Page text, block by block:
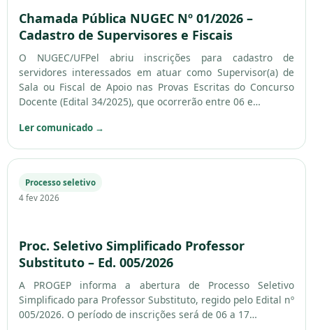
Chamada Pública NUGEC Nº 01/2026 –
Cadastro de Supervisores e Fiscais
O NUGEC/UFPel abriu inscrições para cadastro de
servidores interessados em atuar como Supervisor(a) de
Sala ou Fiscal de Apoio nas Provas Escritas do Concurso
Docente (Edital 34/2025), que ocorrerão entre 06 e…
Ler comunicado →
Processo seletivo
4 fev 2026
Proc. Seletivo Simplificado Professor
Substituto – Ed. 005/2026
A PROGEP informa a abertura de Processo Seletivo
Simplificado para Professor Substituto, regido pelo Edital nº
005/2026. O período de inscrições será de 06 a 17…